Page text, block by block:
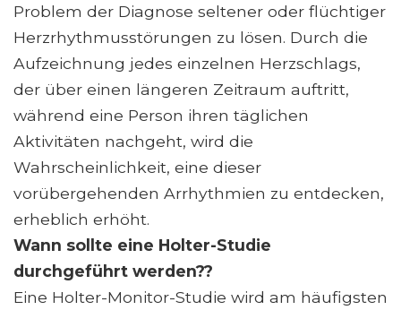
Problem der Diagnose seltener oder flüchtiger
Herzrhythmusstörungen zu lösen. Durch die
Aufzeichnung jedes einzelnen Herzschlags,
der über einen längeren Zeitraum auftritt,
während eine Person ihren täglichen
Aktivitäten nachgeht, wird die
Wahrscheinlichkeit, eine dieser
vorübergehenden Arrhythmien zu entdecken,
erheblich erhöht.
Wann sollte eine Holter-Studie
durchgeführt werden??
Eine Holter-Monitor-Studie wird am häufigsten